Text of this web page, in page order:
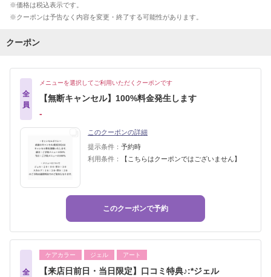
価格は税込表示です。
クーポンは予告なく内容を変更・終了する可能性があります。
クーポン
全
員
メニューを選択してご利用いただくクーポンです
【無断キャンセル】100%料金発生します
‐
このクーポンの詳細
提示条件： 予約時
利用条件：
【こちらはクーポンではございません】
このクーポンで予約
全
ケアカラー ジェル アート
【来店日前日・当日限定】口コミ特典♪:*ジェル